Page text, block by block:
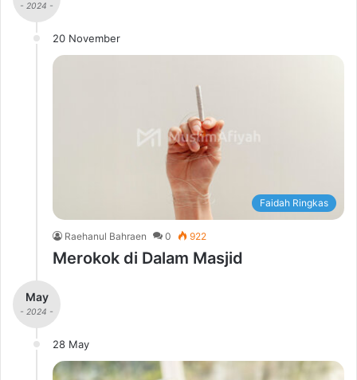
- 2024 -
20 November
Faidah Ringkas
Raehanul Bahraen 0 922
Merokok di Dalam Masjid
May
- 2024 -
28 May